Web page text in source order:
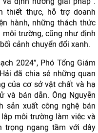
thiết thực, hỗ trợ doanh
hành, những thách thức
trường, cũng như định
cảnh chuyển đổi xanh.
2024”, Phó Tổng Giám
đã chia sẻ những quan
của cơ sở vật chất và hạ
và bán dẫn. Ông Nguyễn
sản xuất công nghệ bán
môi trường làm việc và
trọng ngang tầm với dây